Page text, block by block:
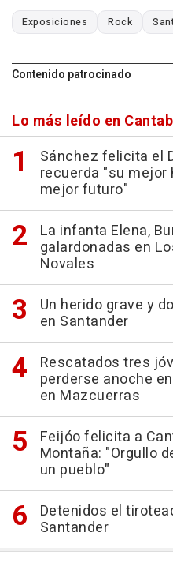
Exposiciones Rock
Contenido patrocinado
Lo más leído en
Sánchez felicita el
recuerda "su
mejor futuro"
La infanta Elena,
galardonadas en
Novales
Un herido grave y
en Santander
Rescatados tres
perderse anoche
en Mazcuerras
Feijóo felicita a
Montaña: "Orgullo
un pueblo"
Detenidos el
Santander